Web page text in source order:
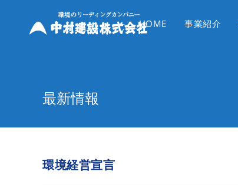
HOME 事業紹介
最新情報
環境経営宣言